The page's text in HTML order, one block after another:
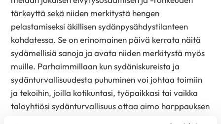
tärkeyttä sekä niiden merkitystä hengen
pelastamiseksi äkillisen sydänpysähdystilanteen
kohdatessa. Se on erinomainen päivä kerrata näitä
sydämellisiä sanoja ja avata niiden merkitystä myös
muille. Parhaimmillaan kun sydäniskureista ja
sydänturvallisuudesta puhuminen voi johtaa toimiin
ja tekoihin, joilla kotikuntasi, työpaikkasi tai vaikka
taloyhtiösi sydänturvallisuus ottaa aimo harppauksen